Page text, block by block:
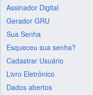
Assinador Digital
Gerador GRU
Sua Senha
Esqueceu sua senha?
Cadastrar Usuário
Livro Eletrônico
Dados abertos